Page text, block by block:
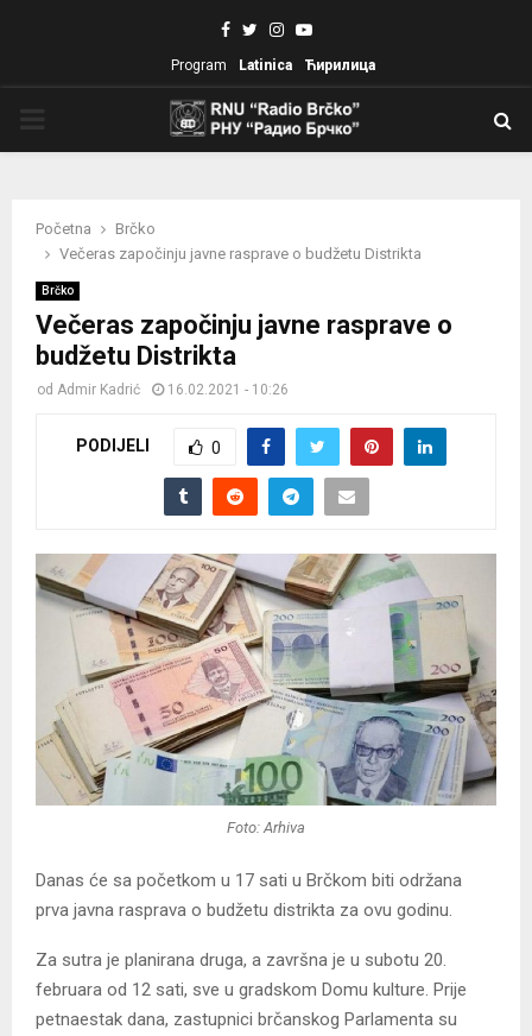
Facebook
TwitterInstagram
Youtube
Program Latinica Ћирилица
Početna
Brčko
Večeras započinju javne rasprave o budžetu Distrikta
Brčko
Večeras započinju javne rasprave o
budžetu Distrikta
od Admir Kadrić 16.02.2021 - 10:26
PODIJELI 0
Foto: Arhiva
Danas će sa početkom u 17 sati u Brčkom biti održana
prva javna rasprava o budžetu distrikta za ovu godinu.
Za sutra je planirana druga, a završna je u subotu 20.
februara od 12 sati, sve u gradskom Domu kulture. Prije
petnaestak dana, zastupnici brčanskog Parlamenta su